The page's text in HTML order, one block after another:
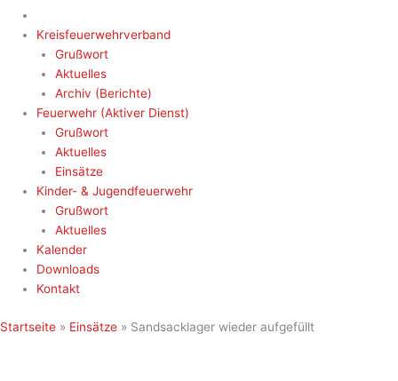
Kreisfeuerwehrverband
Grußwort
Aktuelles
Archiv (Berichte)
Feuerwehr (Aktiver Dienst)
Grußwort
Aktuelles
Einsätze
Kinder- & Jugendfeuerwehr
Grußwort
Aktuelles
Kalender
Downloads
Kontakt
Startseite » Einsätze » Sandsacklager wieder aufgefüllt